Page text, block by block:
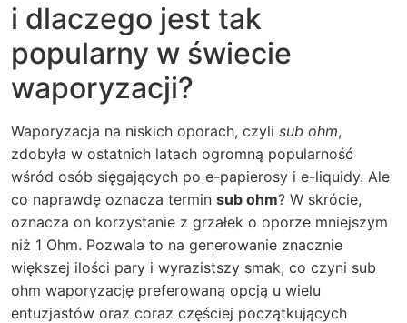
i dlaczego jest tak
popularny w świecie
waporyzacji?
Waporyzacja na niskich oporach, czyli sub ohm,
zdobyła w ostatnich latach ogromną popularność
wśród osób sięgających po e-papierosy i e-liquidy. Ale
co naprawdę oznacza termin sub ohm? W skrócie,
oznacza on korzystanie z grzałek o oporze mniejszym
niż 1 Ohm. Pozwala to na generowanie znacznie
większej ilości pary i wyrazistszy smak, co czyni sub
ohm waporyzację preferowaną opcją u wielu
entuzjastów oraz coraz częściej początkujących